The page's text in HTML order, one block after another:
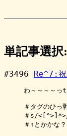
単記事選択
#3496 Re^7:
わ～～～～っ
＃タグのひっ
＃s/
＃↑とかかな？